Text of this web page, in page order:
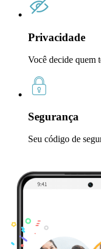
Privacidade
Você decide quem
Segurança
Seu código de